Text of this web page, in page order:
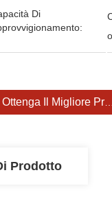
Di
Ottenga Il Migliore
Prodotto